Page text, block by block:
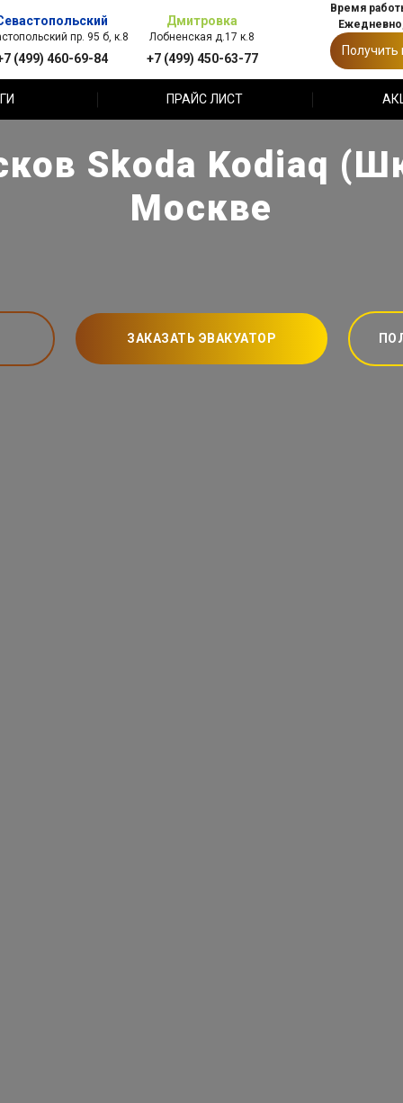
пр. 95 б, к.8
(499) 460-69-84
Дмитровка
Лобненская д.17 к.8
+7 (499) 450-63-77
Время
ПРАЙС ЛИСТ
Skoda Kodiaq
Москве
ЗАКАЗАТЬ ЭВАКУАТОР